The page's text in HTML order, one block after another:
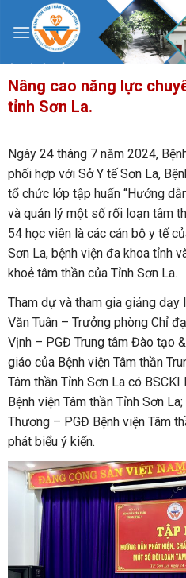
content
Nâng cao năng lực
tỉnh Sơn La.
Ngày 24 tháng 7 năm 2024,
phối hợp với Sở Y tế Sơn La,
tổ chức lớp tập huấn “Hướng
và quản lý một số rối loạn tâm
54 học viên là các cán bộ y tế
Sơn La, bệnh viện đa khoa tỉnh
khoẻ tâm thần của Tỉnh Sơn La.
Tham dự và tham gia giảng dạy
Văn Tuân – Trưởng phòng Chỉ
Vịnh – PGĐ Trung tâm Đào tạo
giáo của Bệnh viện Tâm thần
Tâm thần Tỉnh Sơn La có
Bệnh viện Tâm thần Tỉnh Sơn
Thương – PGĐ Bệnh viện Tâm
phát biểu ý kiến.